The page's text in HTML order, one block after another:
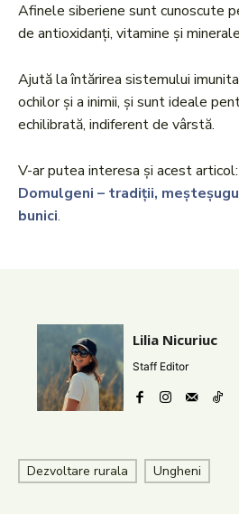
Afinele siberiene sunt cunoscute
de antioxidanți, vitamine și
Ajută la întărirea sistemului
ochilor și a inimii, și sunt ideale
echilibrată, indiferent de vârstă.
V-ar putea interesa și acest articol:
Domulgeni – tradiții,
bunici.
Lilia Nicuriuc
Staff Editor
Dezvoltare rurala Ungheni